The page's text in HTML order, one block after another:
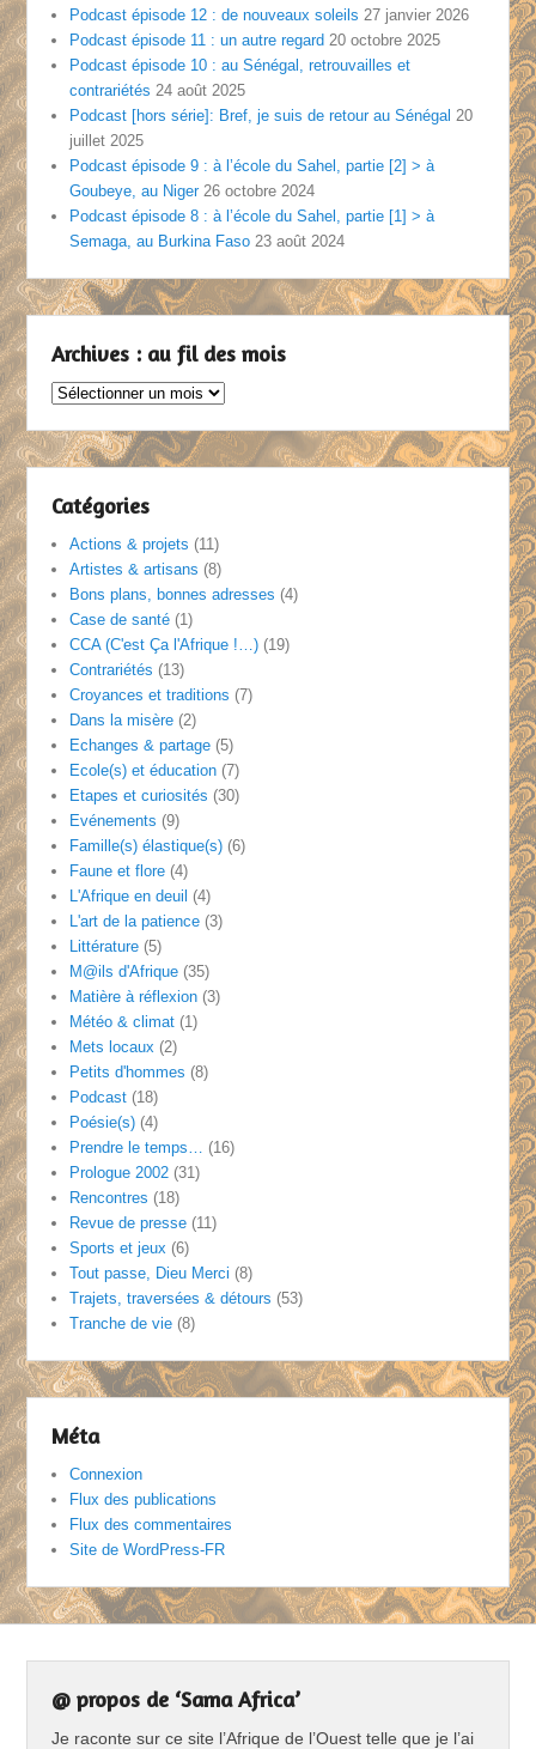
Podcast épisode 12 : de nouveaux soleils 27 janvier 2026
Podcast épisode 11 : un autre regard 20 octobre 2025
Podcast épisode 10 : au Sénégal, retrouvailles et
contrariétés 24 août 2025
Podcast [hors série]: Bref, je suis de retour au Sénégal 20
juillet 2025
Podcast épisode 9 : à l’école du Sahel, partie [2] > à
Goubeye, au Niger 26 octobre 2024
Podcast épisode 8 : à l’école du Sahel, partie [1] > à
Semaga, au Burkina Faso 23 août 2024
Archives : au fil des mois
Archives
au
fil
des
Catégories
Actions & projets (11)
Artistes & artisans (8)
Bons plans, bonnes adresses (4)
Case de santé (1)
CCA (C'est Ça l'Afrique !…) (19)
Contrariétés (13)
Croyances et traditions (7)
Dans la misère (2)
Echanges & partage (5)
Ecole(s) et éducation (7)
Etapes et curiosités (30)
Evénements (9)
Famille(s) élastique(s) (6)
Faune et flore (4)
L'Afrique en deuil (4)
L'art de la patience (3)
Littérature (5)
M@ils d'Afrique (35)
Matière à réflexion (3)
Météo & climat (1)
Mets locaux (2)
Petits d'hommes (8)
Podcast (18)
Poésie(s) (4)
Prendre le temps…
(16)
Prologue 2002 (31)
Rencontres (18)
Revue de presse (11)
Sports et jeux (6)
Tout passe, Dieu Merci (8)
Trajets, traversées & détours (53)
Tranche de vie (8)
Méta
Connexion
Flux des publications
Flux des commentaires
Site de WordPress-FR
@ propos de ‘Sama Africa’
Je raconte sur ce site l’Afrique de l’Ouest telle que je l’ai